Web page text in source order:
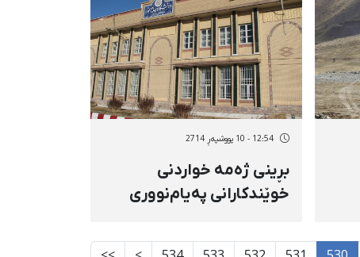
12:54 - 10 پووشپەڕ 2714
بڕینی ژەمە خواردنی
خوێندکارانی پەیام‌نووری
زانکۆ